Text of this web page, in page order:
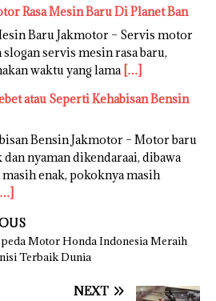
Rasa Mesin Baru Di Planet Ban
Baru Jakmotor – Servis motor
servis mesin rasa baru,
waktu yang lama […]
atau Seperti Kehabisan Bensin
Bensin Jakmotor – Motor baru
nyaman dikendaraai, dibawa
enak, pokoknya masih
[…]
Motor Honda Indonesia Meraih
Terbaik Dunia
NEXT